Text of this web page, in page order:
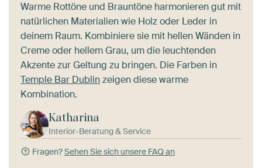
Warme Rottöne und Brauntöne harmonieren gut mit
natürlichen Materialien wie Holz oder Leder in
deinem Raum. Kombiniere sie mit hellen Wänden in
Creme oder hellem Grau, um die leuchtenden
Akzente zur Geltung zu bringen. Die Farben in
Temple Bar Dublinzeigen diese warme
Kombination.
Katharina
Interior-Beratung & Service
Fragen?Sehen Sie sich unsere FAQ an